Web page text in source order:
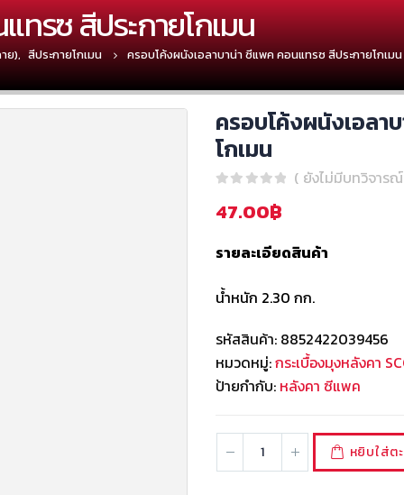
รซ สีประกายโกเมน
ย), สีประกายโกเมน ครอบโค้งผนังเอลาบาน่า ซีแพค คอนแทรซ สีประกายโกเมน
ครอบโค้งผนังเอลา
โกเมน
( ยังไม่มีบทวิจาร
47.00฿
รายละเอียดสินค้า
น้ำหนัก 2.30 กก.
รหัสสินค้า: 8852422039456
หมวดหมู่:กระเบื้องมุงหลังคา
ป้ายกำกับ: หลังคา ซีแพค
หยิบใส่ต